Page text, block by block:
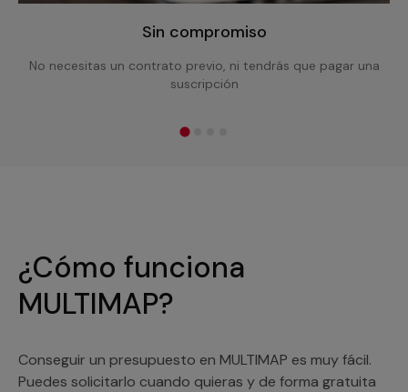
Sin compromiso
No necesitas un contrato previo, ni tendrás que pagar una
suscripción
¿Cómo funciona
MULTIMAP?
Conseguir un presupuesto en MULTIMAP es muy fácil.
Puedes solicitarlo cuando quieras y de forma gratuita